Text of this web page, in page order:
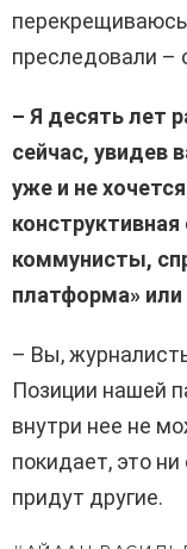
преследовали –
– Я десять лет
сейчас, увидев
уже и не
коммунисты,
платформа» или
– Вы,
Позиции нашей
внутри нее не
покидает, это
придут другие.